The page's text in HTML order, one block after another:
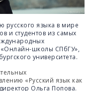
русского языка в мире
и студентов из самых
«Онлайн-школы СПбГУ»,
университета.
«Русский язык как
Ольга Попова.